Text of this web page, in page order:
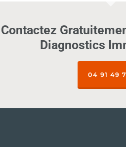
Contactez
Diagnostics
04 91 49